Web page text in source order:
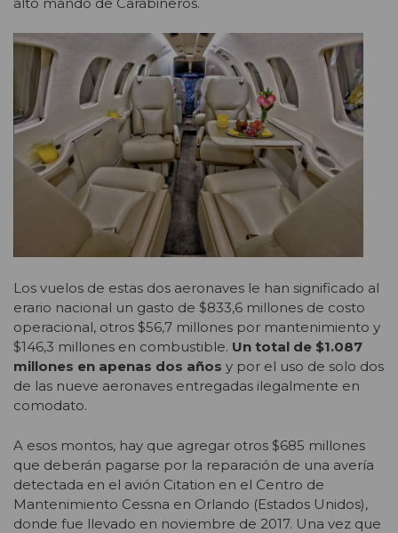
Los vuelos de estas dos aeronaves le han significado al
erario nacional un gasto de $833,6 millones de costo
operacional, otros $56,7 millones por mantenimiento y
$146,3 millones en combustible. Un total de $1.087
millones en apenas dos años y por el uso de solo dos
de las nueve aeronaves entregadas ilegalmente en
comodato.
A esos montos, hay que agregar otros $685 millones
que deberán pagarse por la reparación de una avería
detectada en el avión Citation en el Centro de
Mantenimiento Cessna en Orlando (Estados Unidos),
donde fue llevado en noviembre de 2017. Una vez que